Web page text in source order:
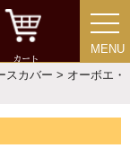
カート
MENU
MENU
スカバー > オーボエ・